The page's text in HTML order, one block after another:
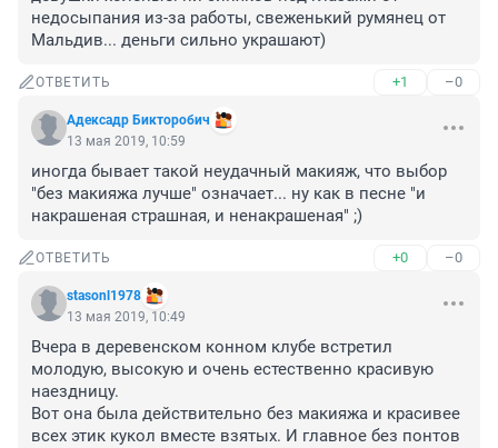
недосыпания из-за работы, свеженький румянец от
Мальдив... деньги сильно украшают)
ОТВЕТИТЬ +1 –0
Адексадр Бикторобич
13 мая 2019, 10:59
иногда бывает такой неудачный макияж, что выбор
"без макияжа лучше" означает... ну как в песне "и
накрашеная страшная, и ненакрашеная" ;)
ОТВЕТИТЬ +0 –0
stasonl1978
13 мая 2019, 10:49
Вчера в деревенском конном клубе встретил
молодую, высокую и очень естественно красивую
наездницу.
Вот она была действительно без макияжа и красивее
всех этик кукол вместе взятых. И главное без понтов